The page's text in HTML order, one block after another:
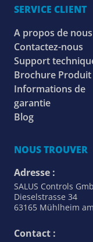
SERVICE CLIENT
A propos de nous
Contactez-nous
Support
Brochure Produit
Informations de
garantie
Blog
NOUS TROUVER
Adresse :
SALUS Controls
Dieselstrasse 34
63165 Mühlheim
Contact :